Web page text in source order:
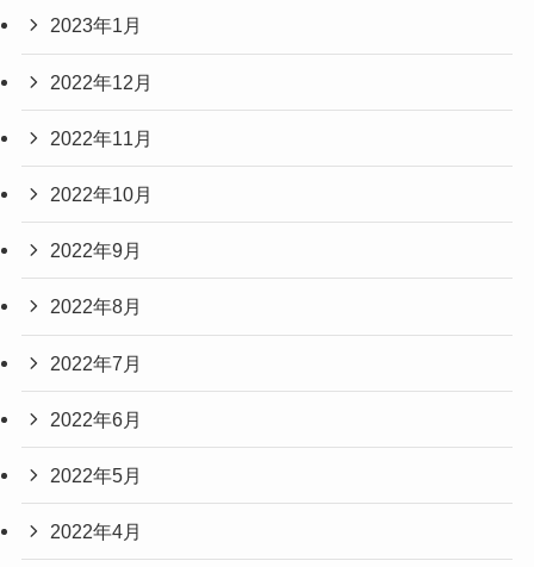
2023年1月
2022年12月
2022年11月
2022年10月
2022年9月
2022年8月
2022年7月
2022年6月
2022年5月
2022年4月